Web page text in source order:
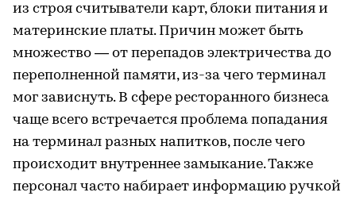
из строя считыватели карт, блоки питания и
материнские платы. Причин может быть
множество — от перепадов электричества до
переполненной памяти, из-за чего терминал
мог зависнуть. В сфере ресторанного бизнеса
чаще всего встречается проблема попадания
на терминал разных напитков, после чего
происходит внутреннее замыкание. Также
персонал часто набирает информацию ручкой